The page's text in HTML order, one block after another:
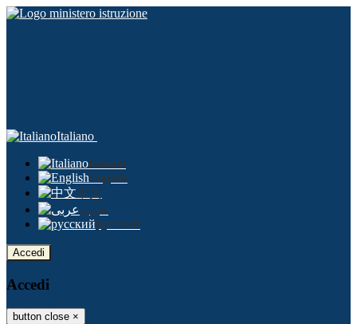
Italiano
Italiano
English
中文
عربى
русский
Accedi
Accedi
button close ×